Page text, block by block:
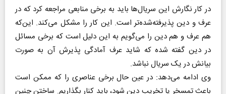
در کار نگارش این سریال‌ها باید به برخی منابعی مراجعه کرد که در
عرف و دین پذیرفته‌شده‌تر است. این کار را مشکل می‌کند. این‌که
هم عرف و هم دین را می‌گویم به این دلیل است که برخی مسائل
در دین گفته شده که شاید عرف آمادگی پذیرش آن به صورت
بیانش در یک سریال نباشد.
وی ادامه می‌دهد: در عین حال برخی عناصری را که ممکن است
باعث تمسخر یا تخریب دین شود، باید کنار بگذاریم. ساختن چنین